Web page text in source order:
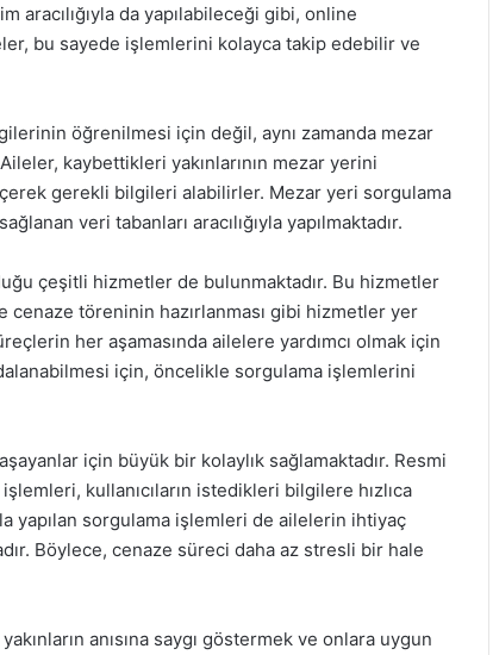
aracılığıyla da yapılabileceği gibi, online
bu sayede işlemlerini kolayca takip edebilir ve
öğrenilmesi için değil, aynı zamanda mezar
kaybettikleri yakınlarının mezar yerini
gerekli bilgileri alabilirler. Mezar yeri sorgulama
veri tabanları aracılığıyla yapılmaktadır.
çeşitli hizmetler de bulunmaktadır. Bu hizmetler
töreninin hazırlanması gibi hizmetler yer
her aşamasında ailelere yardımcı olmak için
için, öncelikle sorgulama işlemlerini
için büyük bir kolaylık sağlamaktadır. Resmi
kullanıcıların istedikleri bilgilere hızlıca
yapılan sorgulama işlemleri de ailelerin ihtiyaç
Böylece, cenaze süreci daha az stresli bir hale
anısına saygı göstermek ve onlara uygun